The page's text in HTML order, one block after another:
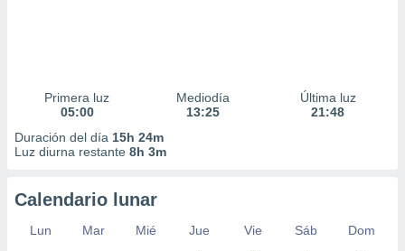
Primera luz
05:00
Mediodía
13:25
Última luz
21:48
Duración del día 15h 24m
Luz diurna restante 8h 3m
Calendario lunar
Lun Mar Mié Jue Vie Sáb
Dom